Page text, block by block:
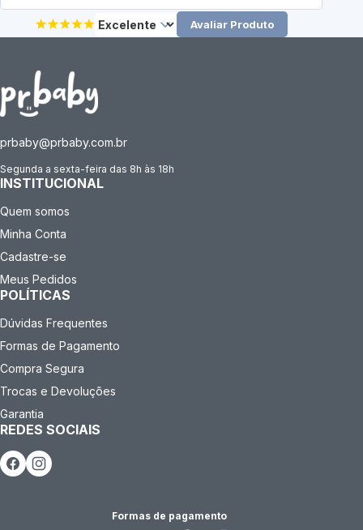
Avaliar Produto
prbaby@prbaby.com.br
Segunda a sexta-feira das 8h às 18h
INSTITUCIONAL
Quem somos
Minha Conta
Cadastre-se
Meus Pedidos
POLÍTICAS
Dúvidas Frequentes
Formas de Pagamento
Compra Segura
Trocas e Devoluções
Garantia
REDES SOCIAIS
Formas de pagamento